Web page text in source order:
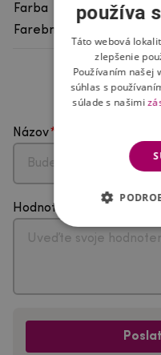
Farba
Farebný motív
Názov
Hodnotenie
používa
Táto webová
zlepšenie
Používaním našej
súhlas s
súlade s našimi